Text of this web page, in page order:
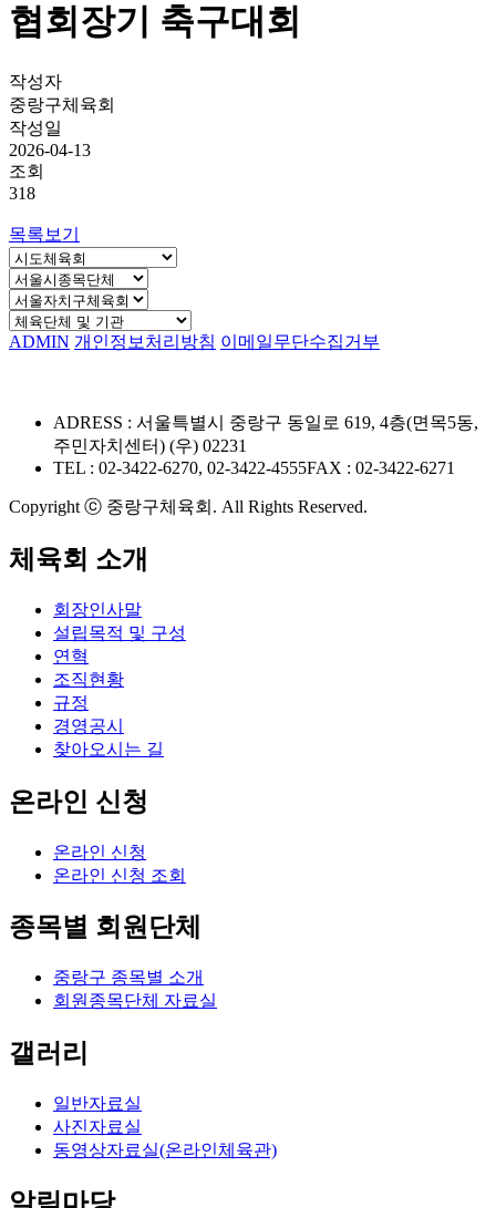
협회장기 축구대회
작성자
중랑구체육회
작성일
2026-04-13
조회
318
목록보기
ADMIN 개인정보처리방침 이메일무단수집거부
ADRESS : 서울특별시 중랑구 동일로 619, 4층(면목5동,
주민자치센터) (우) 02231
TEL : 02-3422-6270, 02-3422-4555FAX : 02-3422-6271
Copyright ⓒ 중랑구체육회. All Rights Reserved.
체육회 소개
회장인사말
설립목적 및 구성
연혁
조직현황
규정
경영공시
찾아오시는 길
온라인 신청
온라인 신청
온라인 신청 조회
종목별 회원단체
중랑구 종목별 소개
회원종목단체 자료실
갤러리
일반자료실
사진자료실
동영상자료실(온라인체육관)